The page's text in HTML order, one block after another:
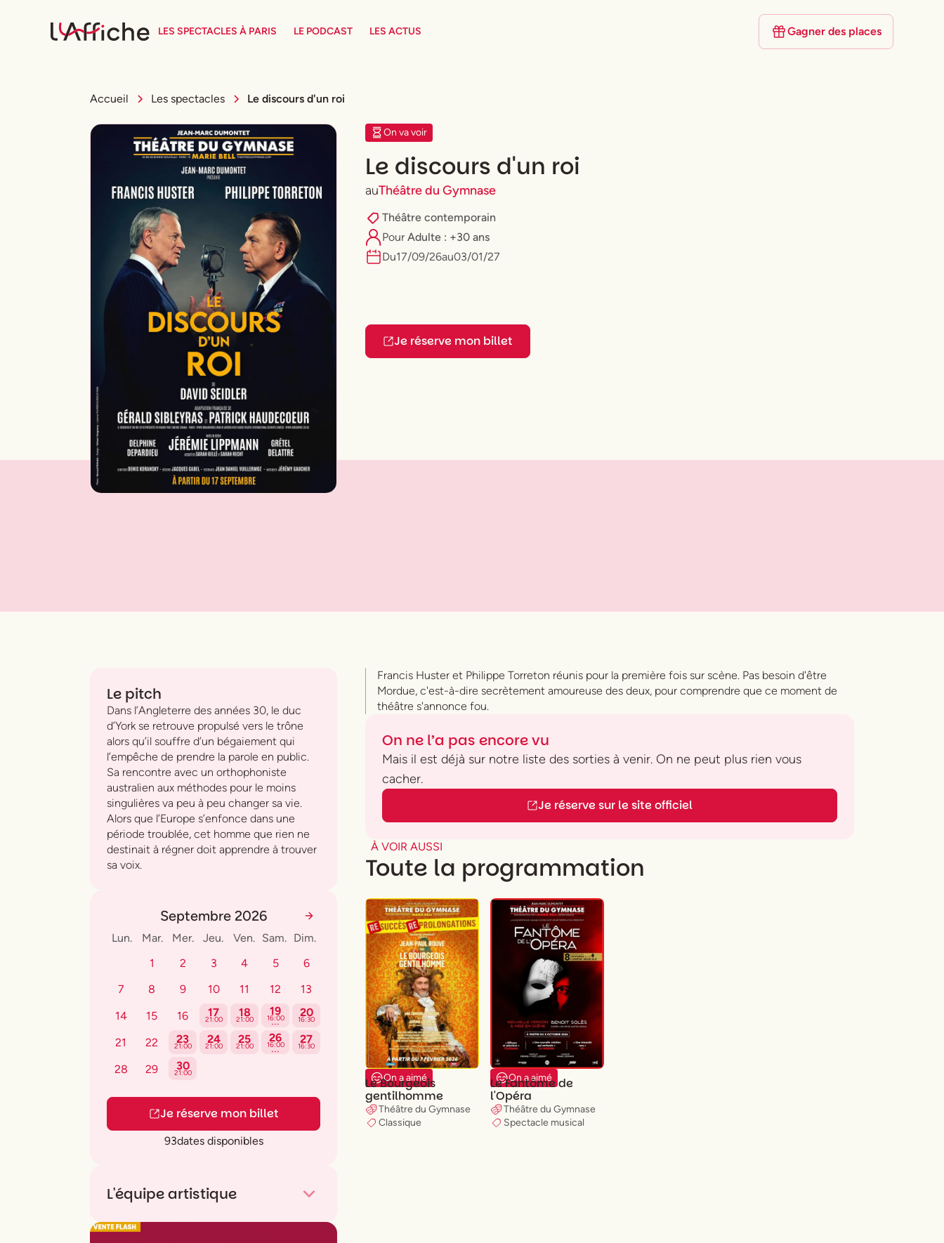
LES SPECTACLES À PARIS LE PODCAST LES ACTUS Gagner des places
Accueil Les spectacles Le discours d'un roi
On va voir
Le discours d'un roi
auThéâtre du Gymnase
Théâtre contemporain
PourAdulte : +30 ans
Du17/09/26au03/01/27
Je réserve mon billet
Le pitch
Dans l’Angleterre des années 30, le duc
d’York se retrouve propulsé vers le trône
alors qu’il souffre d’un bégaiement qui
l’empêche de prendre la parole en public.
Sa rencontre avec un orthophoniste
australien aux méthodes pour le moins
singulières va peu à peu changer sa vie.
Alors que l’Europe s’enfonce dans une
période troublée, cet homme que rien ne
destinait à régner doit apprendre à trouver
sa voix.
Septembre 2026
Lun. Mar. Mer. Jeu. Ven. Sam. Dim.
1
2 3 4 5
6
7
8 9 10 11 12
13
14
15 16 17
21:00
18
21:00
19
16:00
...
20
16:30
21 22 23
21:00
24
21:00
25
21:00
26
16:00
...
27
16:30
28 29 30
21:00
Je réserve mon billet
93dates disponibles
L'équipe artistique
DeDavid Seidler
Francis Huster et Philippe Torreton réunis pour la première fois sur scène. Pas besoin d'être
Mordue, c'est-à-dire secrètement amoureuse des deux, pour comprendre que ce moment de
théâtre s'annonce fou.
On ne l’a pas encore vu
Mais il est déjà sur notre liste des sorties à venir. On ne peut plus rien vous
cacher.
Je réserve sur le site officiel
À VOIR AUSSI
Toute la programmation
On a aimé
Le Bourgeois
gentilhomme
Théâtre du Gymnase
Classique
On a aimé
Le Fantôme de
l'Opéra
Théâtre du Gymnase
Spectacle musical